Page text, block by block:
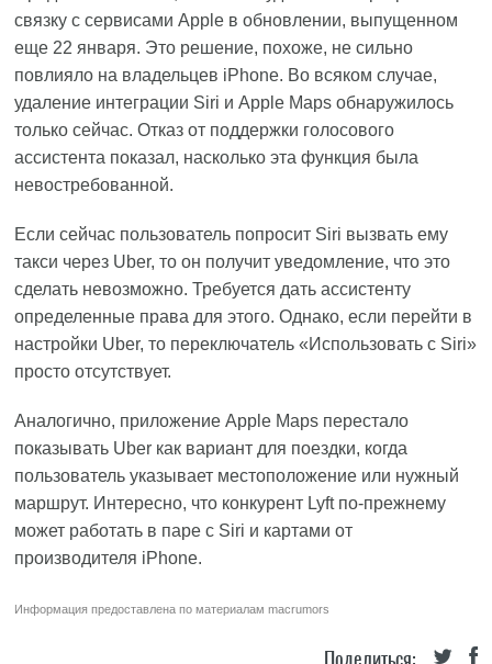
связку с сервисами Apple в обновлении, выпущенном
еще 22 января. Это решение, похоже, не сильно
повлияло на владельцев iPhone. Во всяком случае,
удаление интеграции Siri и Apple Maps обнаружилось
только сейчас. Отказ от поддержки голосового
ассистента показал, насколько эта функция была
невостребованной.
Если сейчас пользователь попросит Siri вызвать ему
такси через Uber, то он получит уведомление, что это
сделать невозможно. Требуется дать ассистенту
определенные права для этого. Однако, если перейти в
настройки Uber, то переключатель «Использовать с Siri»
просто отсутствует.
Аналогично, приложение Apple Maps перестало
показывать Uber как вариант для поездки, когда
пользователь указывает местоположение или нужный
маршрут. Интересно, что конкурент Lyft по-прежнему
может работать в паре с Siri и картами от
производителя iPhone.
Информация предоставлена по материаламmacrumors